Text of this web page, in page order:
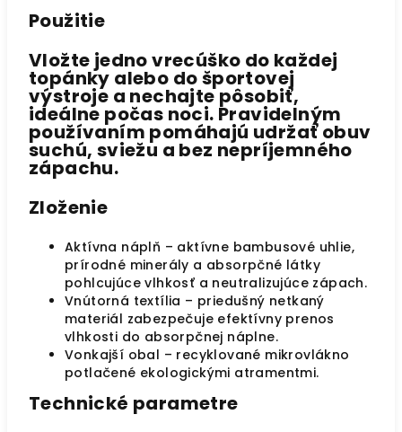
Použitie
Vložte jedno vrecúško do každej
topánky alebo do športovej
výstroje a nechajte pôsobiť,
ideálne počas noci. Pravidelným
používaním pomáhajú udržať obuv
suchú, sviežu a bez nepríjemného
zápachu.
Zloženie
Aktívna náplň – aktívne bambusové uhlie,
prírodné minerály a absorpčné látky
pohlcujúce vlhkosť a neutralizujúce zápach.
Vnútorná textília – priedušný netkaný
materiál zabezpečuje efektívny prenos
vlhkosti do absorpčnej náplne.
Vonkajší obal – recyklované mikrovlákno
potlačené ekologickými atramentmi.
Technické parametre